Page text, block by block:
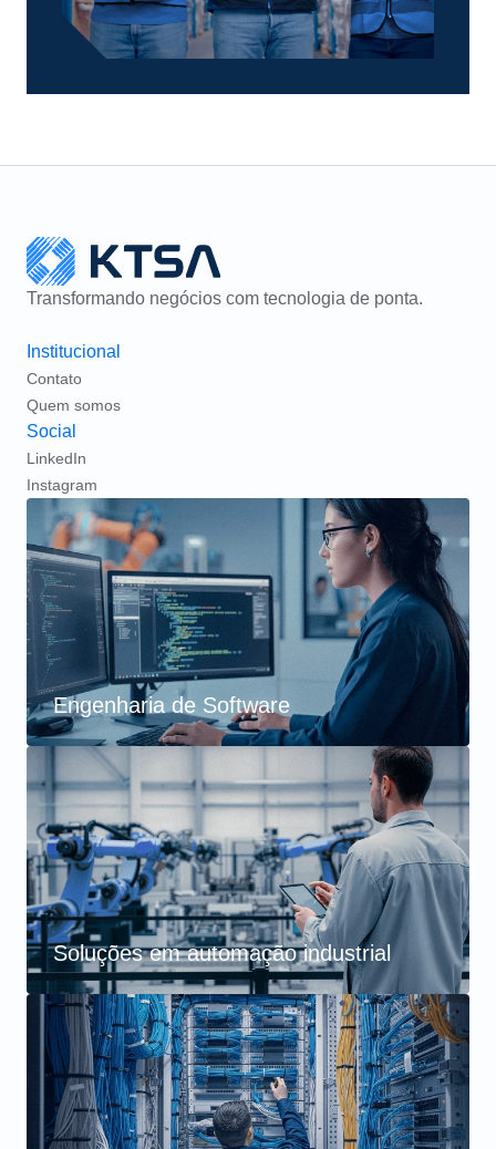
Transformando negócios com tecnologia de ponta.
Institucional
Contato
Quem somos
Social
LinkedIn
Instagram
Engenharia de Software
Soluções em automação industrial